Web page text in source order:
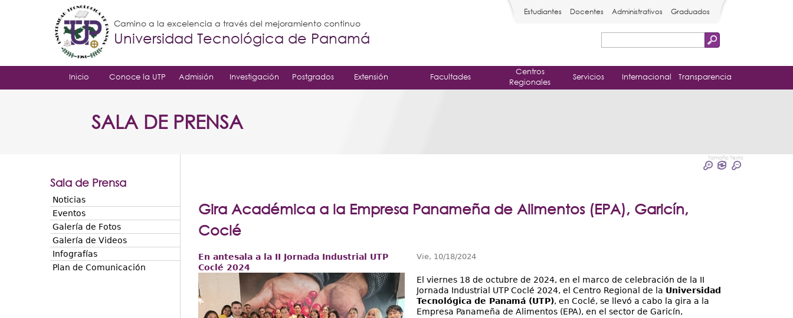
de
Estudiantes Docentes Administrativos Graduados
Camino a la excelencia a través del mejoramiento continuo
Universidad Tecnológica de Panamá
Inicio Conoce la UTP Admisión Investigación Postgrados Extensión Facultades
Centros
Regionales
Servicios Internacional Transparencia
SALA DE PRENSA
Tamaño Texto
Gira Académica a la Empresa Panameña de Alimentos (EPA), Garicín,
Coclé
En antesala a la II Jornada Industrial UTP
Coclé 2024
Vie, 10/18/2024
El viernes 18 de octubre de 2024, en el marco de celebración de la II
Jornada Industrial UTP Coclé 2024, el Centro Regional de la Universidad
Tecnológica de Panamá (UTP), en Coclé, se llevó a cabo la gira a la
Empresa Panameña de Alimentos (EPA), en el sector de Garicín,
Sala de Prensa
Noticias
Eventos
Galería de Fotos
Galería de Videos
Infografías
Plan de Comunicación